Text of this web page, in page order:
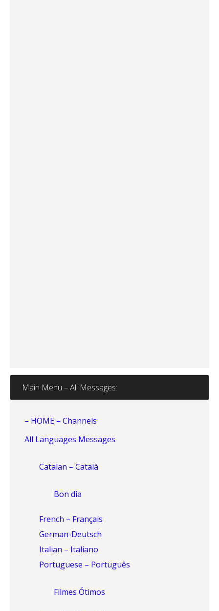
Main Menu – All Messages:
– HOME – Channels
All Languages Messages
Catalan – Català
Bon dia
French – Français
German-Deutsch
Italian – Italiano
Portuguese – Português
Filmes Ótimos